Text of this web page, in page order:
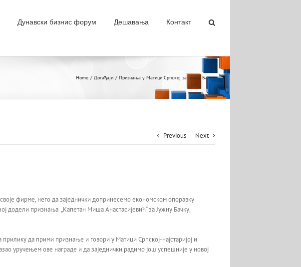
Дунавски бизнис форум Дешавања Контакт
Home Догађаји Признања у Матици Српској за Јужну Бачку
Previous Next
фирме, него да заједнички допринесемо економском опоравку
додели признања „Капетан Миша Анастасијевић“ за Јужну Бачку,
да прими признање и говори у Матици Српској-најстаријој и
уручењем ове награде и да заједнички радимо још успешније у новој